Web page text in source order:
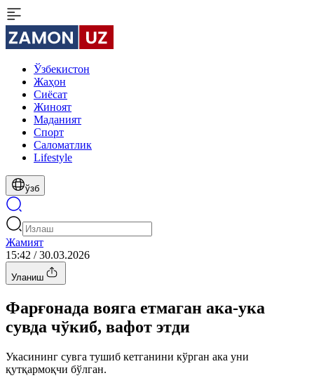
Ўзбекистон
Жаҳон
Сиёсат
Жиноят
Маданият
Спорт
Cаломатлик
Lifestyle
ўзб
Жамият
15:42 / 30.03.2026
Уланиш
Фарғонада вояга етмаган ака-ука
сувда чўкиб, вафот этди
Укасининг сувга тушиб кетганини кўрган ака уни
қутқармоқчи бўлган.